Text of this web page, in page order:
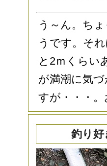
う～ん。ち
うです。そ
と2ｍくらい
が満潮に気
すが・・・
釣り好